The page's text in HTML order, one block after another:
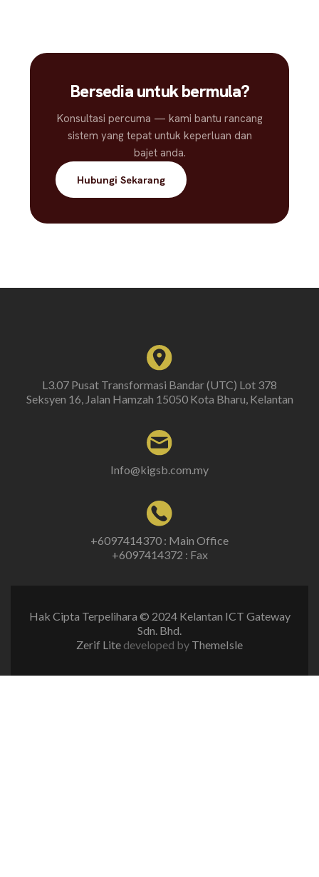
Bersedia untuk bermula?
Konsultasi percuma — kami bantu rancang
sistem yang tepat untuk keperluan dan
bajet anda.
Hubungi Sekarang
L3.07 Pusat Transformasi Bandar (UTC) Lot 378
Seksyen 16, Jalan Hamzah 15050 Kota Bharu, Kelantan
Info@kigsb.com.my
+6097414370 : Main Office
+6097414372 : Fax
Hak Cipta Terpelihara © 2024 Kelantan ICT Gateway
Sdn. Bhd.
Zerif Lite developed by ThemeIsle